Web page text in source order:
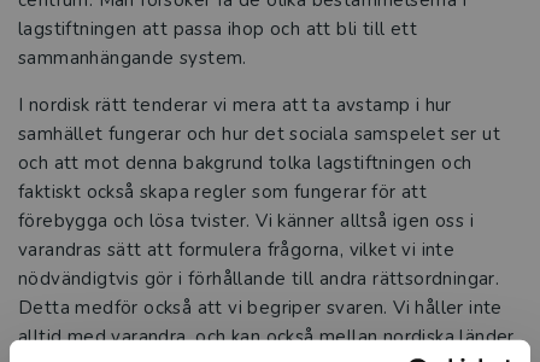
lagstiftningen att passa ihop och att bli till ett
sammanhängande system.
I nordisk rätt tenderar vi mera att ta avstamp i hur
samhället fungerar och hur det sociala samspelet ser ut
och att mot denna bakgrund tolka lagstiftningen och
faktiskt också skapa regler som fungerar för att
förebygga och lösa tvister. Vi känner alltså igen oss i
varandras sätt att formulera frågorna, vilket vi inte
nödvändigtvis gör i förhållande till andra rättsordningar.
Detta medför också att vi begriper svaren. Vi håller inte
alltid med varandra, och kan också mellan nordiska länder